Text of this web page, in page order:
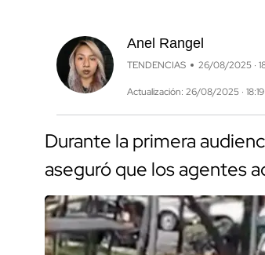
Anel Rangel
TENDENCIAS 26/08/2025 ·
Actualización: 26/08/2025 ·
Durante la primera
aseguró que los agentes